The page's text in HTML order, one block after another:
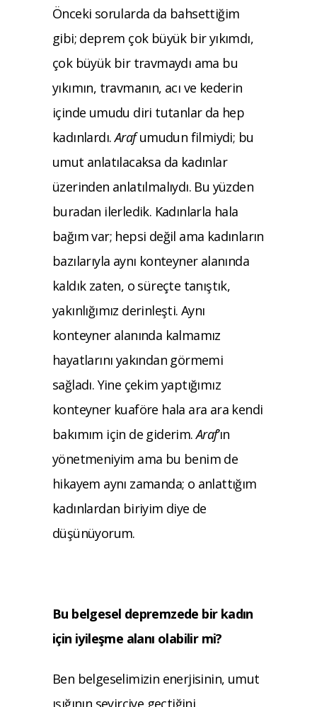
Önceki sorularda da bahsettiğim
gibi; deprem çok büyük bir yıkımdı,
çok büyük bir travmaydı ama bu
yıkımın, travmanın, acı ve kederin
içinde umudu diri tutanlar da hep
kadınlardı.Arafumudun filmiydi; bu
umut anlatılacaksa da kadınlar
üzerinden anlatılmalıydı. Bu yüzden
buradan ilerledik. Kadınlarla hala
bağım var; hepsi değil ama kadınların
bazılarıyla aynı konteyner alanında
kaldık zaten, o süreçte tanıştık,
yakınlığımız derinleşti. Aynı
konteyner alanında kalmamız
hayatlarını yakından görmemi
sağladı. Yine çekim yaptığımız
konteyner kuaföre hala ara ara kendi
bakımım için de giderim.Araf’ın
yönetmeniyim ama bu benim de
hikayem aynı zamanda; o anlattığım
kadınlardan biriyim diye de
düşünüyorum.
Bu belgesel depremzede bir kadın
için iyileşme alanı olabilir mi?
Ben belgeselimizin enerjisinin, umut
ışığının seyirciye geçtiğini